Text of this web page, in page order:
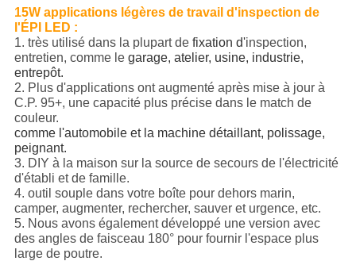
15W applications légères de travail d'inspection de
l'ÉPI LED :
1. très utilisé dans la plupart de fixation d'inspection,
entretien, comme le garage, atelier, usine, industrie,
entrepôt.
2. Plus d'applications ont augmenté après mise à jour à
C.P. 95+, une capacité plus précise dans le match de
couleur.
comme l'automobile et la machine détaillant, polissage,
peignant.
3. DIY à la maison sur la source de secours de l'électricité
d'établi et de famille.
4. outil souple dans votre boîte pour dehors marin,
camper, augmenter, rechercher, sauver et urgence, etc.
5. Nous avons également développé une version avec
des angles de faisceau 180° pour fournir l'espace plus
large de poutre.